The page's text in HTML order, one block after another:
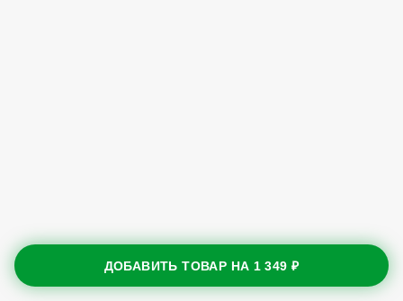
ДОБАВИТЬ ТОВАР НА 1 349 ₽